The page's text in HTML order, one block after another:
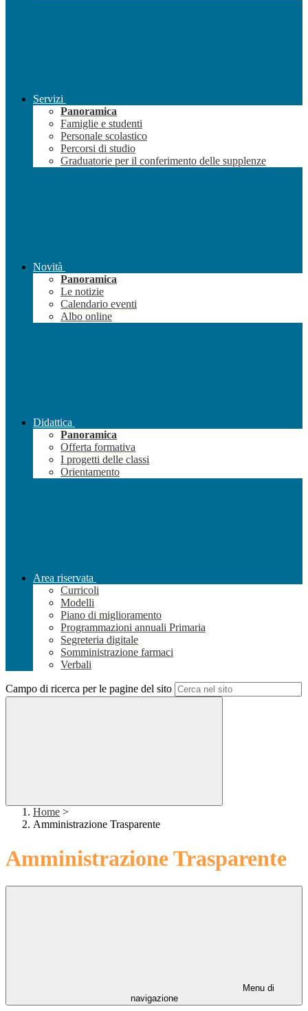
Servizi
Panoramica
Famiglie e studenti
Personale scolastico
Percorsi di studio
Graduatorie per il conferimento delle supplenze
Novità
Panoramica
Le notizie
Calendario eventi
Albo online
Didattica
Panoramica
Offerta formativa
I progetti delle classi
Orientamento
Area riservata
Curricoli
Modelli
Piano di miglioramento
Programmazioni annuali Primaria
Segreteria digitale
Somministrazione farmaci
Verbali
Campo di ricerca per le pagine del sito
Home >
Amministrazione Trasparente
Amministrazione Trasparente
Menu di
navigazione